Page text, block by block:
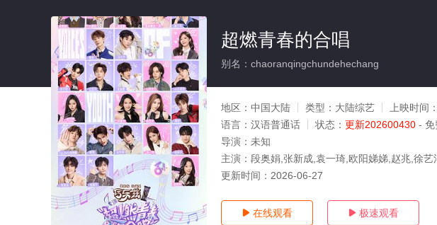
超燃青春的合唱
别名：chaoranqingchundehechang
地区： 中国大陆 类型： 大陆综艺 上映时间：
语言： 汉语普通话 状态： 更新202600430 - 免
导演： 未知
主演： 段奥娟,张新成,袁一琦,欧阳娣娣,赵兆,徐
更新时间： 2026-06-27
 在线观看  极速观看